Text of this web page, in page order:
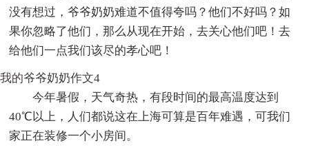
没有想过，爷爷奶奶难道不值得夸吗？他们不好吗？如
果你忽略了他们，那么从现在开始，去关心他们吧！去
给他们一点我们该尽的孝心吧！
我的爷爷奶奶作文4
今年暑假，天气奇热，有段时间的最高温度达到
40℃以上，人们都说这在上海可算是百年难遇，可我们
家正在装修一个小房间。